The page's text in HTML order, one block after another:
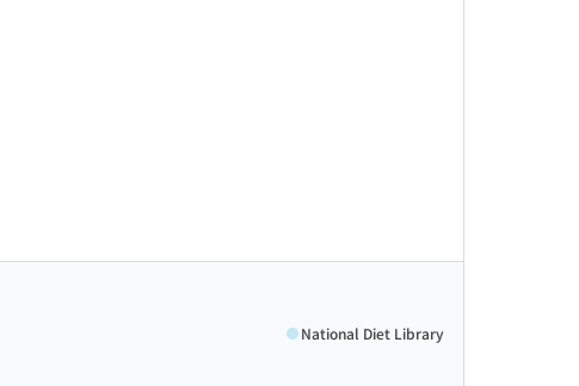
National Diet Library